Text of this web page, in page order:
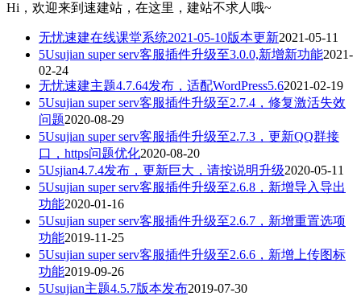
Hi，欢迎来到速建站，在这里，建站不求人哦~
无忧速建在线课堂系统2021-05-10版本更新2021-05-11
5Usujian super serv客服插件升级至3.0.0,新增新功能2021-
02-24
无忧速建主题4.7.64发布，适配WordPress5.62021-02-19
5Usujian super serv客服插件升级至2.7.4，修复激活失效
问题2020-08-29
5Usujian super serv客服插件升级至2.7.3，更新QQ群接
口，https问题优化2020-08-20
5Usjian4.7.4发布，更新巨大，请按说明升级2020-05-11
5Usujian super serv客服插件升级至2.6.8，新增导入导出
功能2020-01-16
5Usujian super serv客服插件升级至2.6.7，新增重置选项
功能2019-11-25
5Usujian super serv客服插件升级至2.6.6，新增上传图标
功能2019-09-26
5Usujian主题4.5.7版本发布2019-07-30